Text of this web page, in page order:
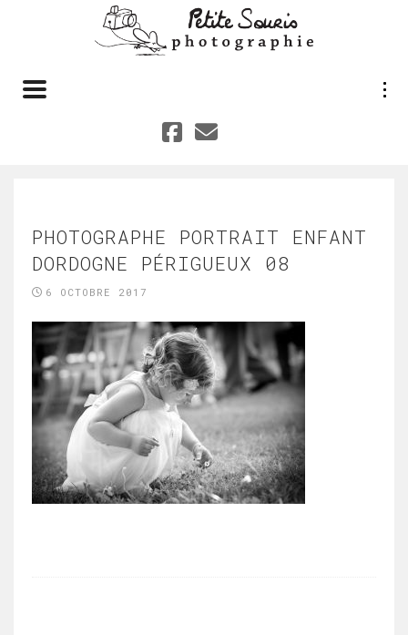
Toggle navigation
PHOTOGRAPHE PORTRAIT ENFANT
DORDOGNE PÉRIGUEUX 08
6 OCTOBRE 2017